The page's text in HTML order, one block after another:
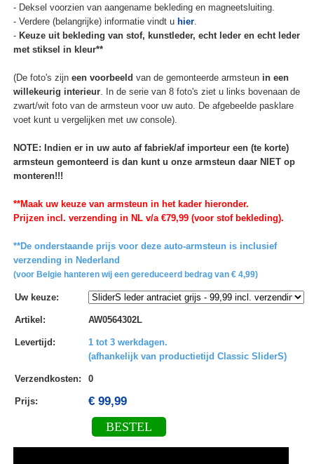
- Deksel voorzien van aangename bekleding en magneetsluiting.
- Verdere (belangrijke) informatie vindt u hier.
- Keuze uit bekleding van stof, kunstleder, echt leder en echt leder
met stiksel in kleur**
(De foto's zijn een voorbeeld van de gemonteerde armsteun in een
willekeurig interieur. In de serie van 8 foto's ziet u links bovenaan de
zwart/wit foto van de armsteun voor uw auto. De afgebeelde pasklare
voet kunt u vergelijken met uw console).
NOTE: Indien er in uw auto af fabriek/af importeur een (te korte)
armsteun gemonteerd is dan kunt u onze armsteun daar NIET op
monteren!!!
**Maak uw keuze van armsteun in het kader hieronder.
Prijzen incl. verzending in NL v/a €79,99 (voor stof bekleding).
**De onderstaande prijs voor deze auto-armsteun is inclusief
verzending in Nederland
(voor Belgie hanteren wij een gereduceerd bedrag van € 4,99)
Uw keuze:
Artikel : AW0564302L
Levertijd :
1 tot 3 werkdagen.
(afhankelijk van productietijd Classic SliderS)
Verzendkosten: 0
Prijs: € 99,99
BESTEL